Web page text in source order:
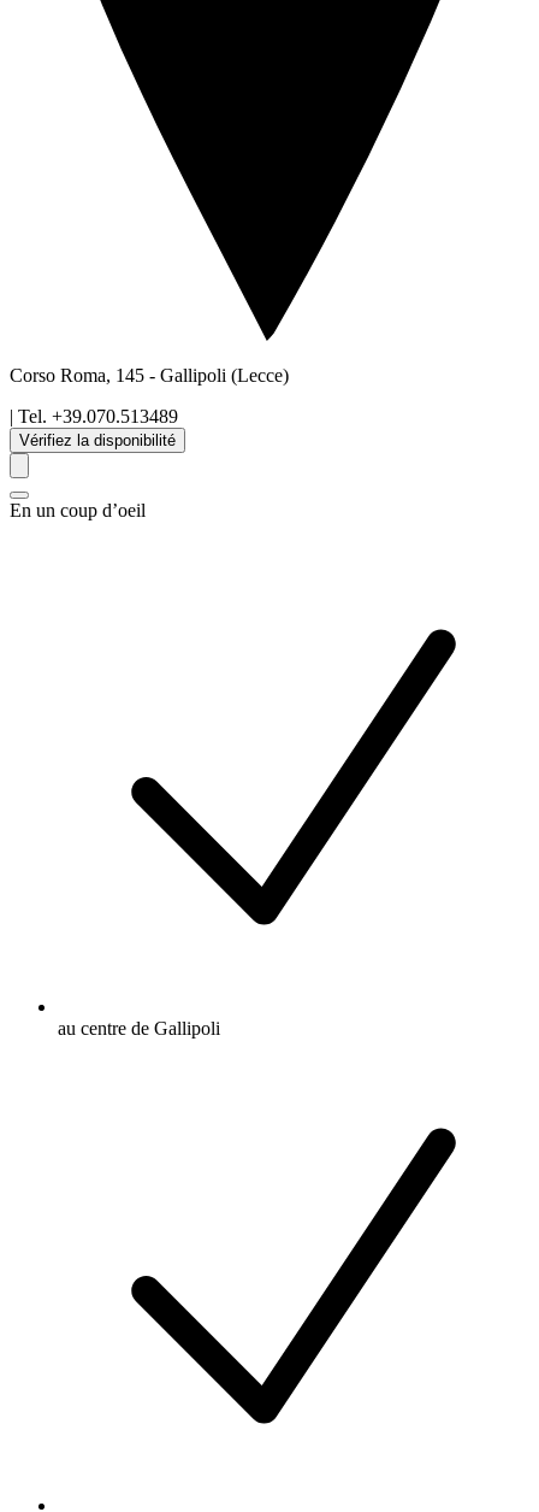
Corso Roma, 145 - Gallipoli (Lecce)
| Tel. +39.070.513489
Vérifiez la disponibilité
En un coup d’oeil
au centre de Gallipoli